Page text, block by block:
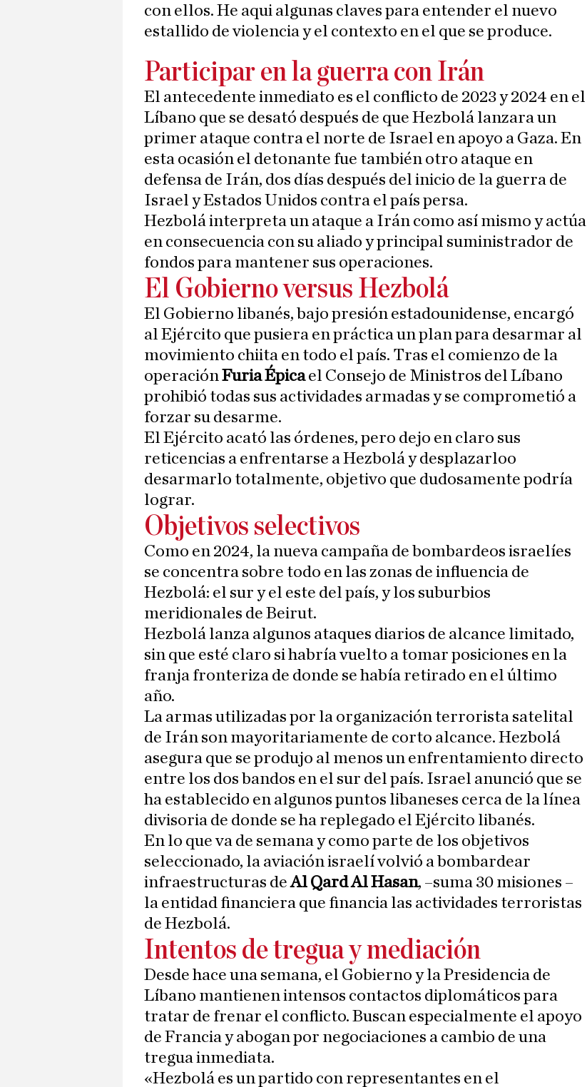
con ellos. He aqui algunas claves para entender el nuevo
estallido de violencia y el contexto en el que se produce.
Participar en la guerra con Irán
El antecedente inmediato es el conflicto de 2023 y 2024 en el
Líbano que se desató después de que Hezbolá lanzara un
primer ataque contra el norte de Israel en apoyo a Gaza. En
esta ocasión el detonante fue también otro ataque en
defensa de Irán, dos días después del inicio de la guerra de
Israel y Estados Unidos contra el país persa.
Hezbolá interpreta un ataque a Irán como así mismo y actúa
en consecuencia con su aliado y principal suministrador de
fondos para mantener sus operaciones.
El Gobierno versus Hezbolá
El Gobierno libanés, bajo presión estadounidense, encargó
al Ejército que pusiera en práctica un plan para desarmar al
movimiento chiita en todo el país. Tras el comienzo de la
operaciónFuria Épicael Consejo de Ministros del Líbano
prohibió todas sus actividades armadas y se comprometió a
forzar su desarme.
El Ejército acató las órdenes, pero dejo en claro sus
reticencias a enfrentarse a Hezbolá y desplazarloo
desarmarlo totalmente, objetivo que dudosamente podría
lograr.
Objetivos selectivos
Como en 2024, la nueva campaña de bombardeos israelíes
se concentra sobre todo en las zonas de influencia de
Hezbolá: el sur y el este del país, y los suburbios
meridionales de Beirut.
Hezbolá lanza algunos ataques diarios de alcance limitado,
sin que esté claro si habría vuelto a tomar posiciones en la
franja fronteriza de donde se había retirado en el último
año.
La armas utilizadas por la organización terrorista satelital
de Irán son mayoritariamente de corto alcance. Hezbolá
asegura que se produjo al menos un enfrentamiento directo
entre los dos bandos en el sur del país. Israel anunció que se
ha establecido en algunos puntos libaneses cerca de la línea
divisoria de donde se ha replegado el Ejército libanés.
En lo que va de semana y como parte de los objetivos
seleccionado, la aviación israelí volvió a bombardear
infraestructuras deAl Qard Al Hasan, –suma 30 misiones –
la entidad financiera que financia las actividades terroristas
de Hezbolá.
Intentos de tregua y mediación
Desde hace una semana, el Gobierno y la Presidencia de
Líbano mantienen intensos contactos diplomáticos para
tratar de frenar el conflicto. Buscan especialmente el apoyo
de Francia y abogan por negociaciones a cambio de una
tregua inmediata.
«Hezbolá es un partido con representantes en el